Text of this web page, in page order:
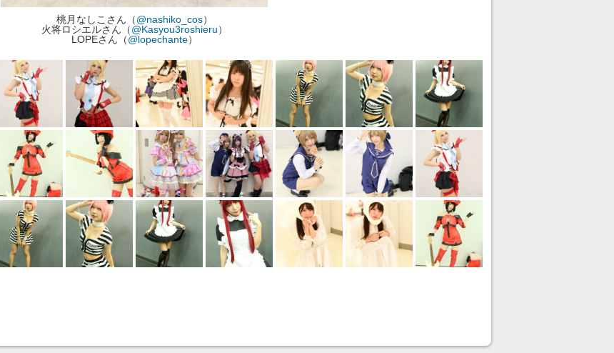
桃月なしこさん（@nashiko_cos）
火将ロシエルさん（@Kasyou3roshieru）
LOPEさん（@lopechante）